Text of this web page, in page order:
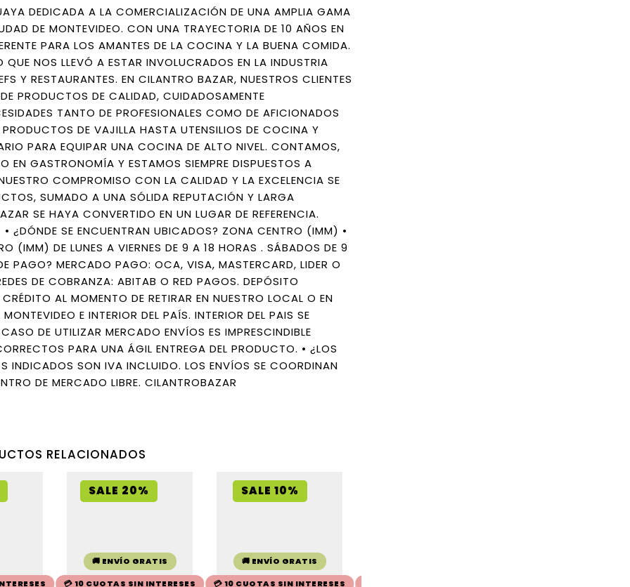
DEDICADA A LA COMERCIALIZACIÓN DE UNA AMPLIA GAMA
DE MONTEVIDEO. CON UNA TRAYECTORIA DE 10 AÑOS EN
PARA LOS AMANTES DE LA COCINA Y LA BUENA COMIDA.
NOS LLEVÓ A ESTAR INVOLUCRADOS EN LA INDUSTRIA
Y RESTAURANTES. EN CILANTRO BAZAR, NUESTROS CLIENTES
PRODUCTOS DE CALIDAD, CUIDADOSAMENTE
TANTO DE PROFESIONALES COMO DE AFICIONADOS
DE VAJILLA HASTA UTENSILIOS DE COCINA Y
PARA EQUIPAR UNA COCINA DE ALTO NIVEL. CONTAMOS,
EN GASTRONOMÍA Y ESTAMOS SIEMPRE DISPUESTOS A
COMPROMISO CON LA CALIDAD Y LA EXCELENCIA SE
SUMADO A UNA SÓLIDA REPUTACIÓN Y LARGA
SE HAYA CONVERTIDO EN UN LUGAR DE REFERENCIA.
¿DÓNDE SE ENCUENTRAN UBICADOS? ZONA CENTRO (IMM) •
(IMM) DE LUNES A VIERNES DE 9 A 18 HORAS . SÁBADOS DE 9
PAGO? MERCADO PAGO: OCA, VISA, MASTERCARD, LIDER O
DE COBRANZA: ABITAB O RED PAGOS. DEPÓSITO
AL MOMENTO DE RETIRAR EN NUESTRO LOCAL O EN
E INTERIOR DEL PAÍS. INTERIOR DEL PAIS SE
DE UTILIZAR MERCADO ENVÍOS ES IMPRESCINDIBLE
PARA UNA ÁGIL ENTREGA DEL PRODUCTO. • ¿LOS
INDICADOS SON IVA INCLUIDO. LOS ENVÍOS SE COORDINAN
DE MERCADO LIBRE. CILANTROBAZAR
RELACIONADOS
SALE 20%
🚚 ENVÍO GRATIS
💳 10 CUOTAS SIN INTERESES
SALE 10%
🚚 ENVÍO GRATIS
💳 10 CUOTAS SIN INTERESES